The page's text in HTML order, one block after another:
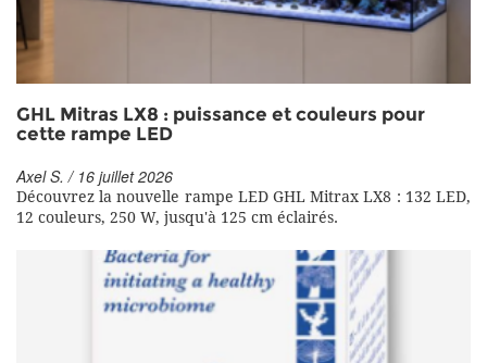
GHL Mitras LX8 : puissance et couleurs pour
cette rampe LED
Axel S. / 16 juillet 2026
Découvrez la nouvelle rampe LED GHL Mitrax LX8 : 132 LED,
12 couleurs, 250 W, jusqu'à 125 cm éclairés.